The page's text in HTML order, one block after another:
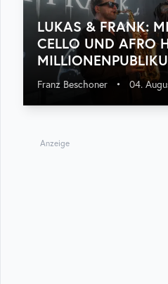
LUKAS & FRANK:
CELLO UND AFRO
Franz Beschoner • 04.
Anzeige